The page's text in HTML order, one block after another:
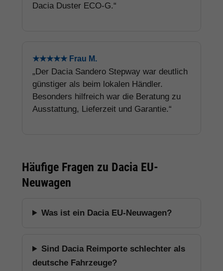
Dacia Duster ECO-G.“
★★★★★ Frau M.
„Der Dacia Sandero Stepway war deutlich
günstiger als beim lokalen Händler.
Besonders hilfreich war die Beratung zu
Ausstattung, Lieferzeit und Garantie.“
Häufige Fragen zu Dacia EU-
Neuwagen
Was ist ein Dacia EU-Neuwagen?
Sind Dacia Reimporte schlechter als
deutsche Fahrzeuge?